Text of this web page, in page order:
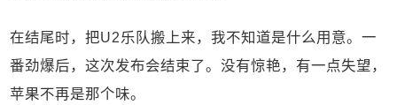
在结尾时，把U2乐队搬上来，我不知道是什么用意。一
番劲爆后，这次发布会结束了。没有惊艳，有一点失望，
苹果不再是那个味。